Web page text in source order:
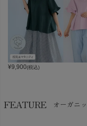
¥9,900(税込)
FEATURE オーガニ